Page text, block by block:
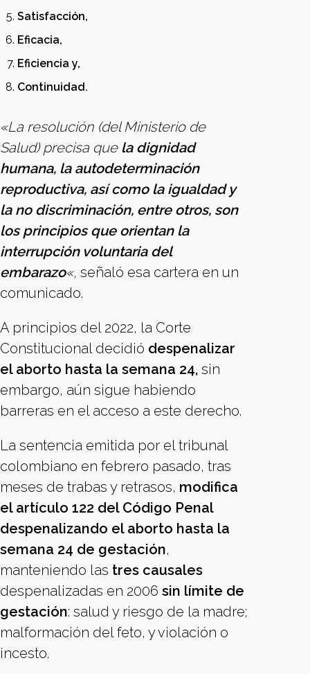
Satisfacción,
Eficacia,
Eficiencia y,
Continuidad.
«La resolución (del Ministerio de
Salud) precisa quela dignidad
humana, la autodeterminación
reproductiva, así como la igualdad y
la no discriminación, entre otros, son
los principios que orientan la
interrupción voluntaria del
embarazo«, señaló esa cartera en un
comunicado.
A principios del 2022, la Corte
Constitucional decidió despenalizar
el aborto hasta la semana 24, sin
embargo, aún sigue habiendo
barreras en el acceso a este derecho.
La sentencia emitida por el tribunal
colombiano en febrero pasado, tras
meses de trabas y retrasos, modifica
el artículo 122 del Código Penal
despenalizando el aborto hasta la
semana 24 de gestación,
manteniendo las tres causales
despenalizadas en 2006 sin límite de
gestación: salud y riesgo de la madre;
malformación del feto, y violación o
incesto.